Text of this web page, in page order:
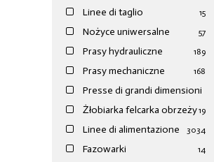
Linee di taglio 15
Nożyce uniwersalne 57
Prasy hydrauliczne 189
Prasy mechaniczne 168
Presse di grandi dimensioni
19
Żłobiarka felcarka obrzeży
34
Linee di alimentazione 30
Fazowarki 14